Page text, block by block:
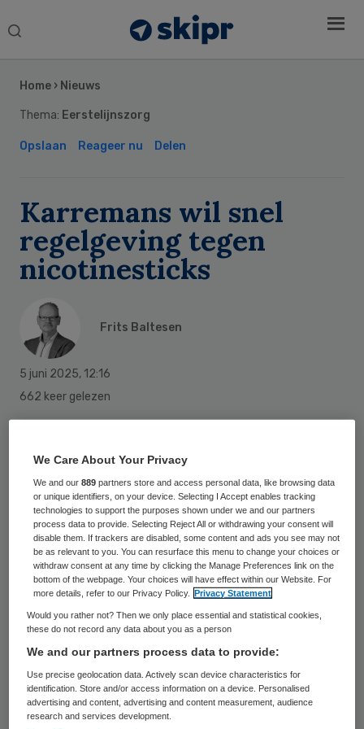
Search
Home › Nieuws
Thema: Eerstelijnszorg
Opslaan Reageer nu Delen
Karremans wil snel
regelgeving tegen
nicotinesticks
Frits Baltesen
5 juni 2025, 12:16
662 keer gelezen
Karremans (Volksgezondheid, VVD)
verwacht snel met regelgeving te kunnen
komen om de hoeveelheid nicotine te
beperken in nicotinesticks en andere
vergelijkbare producten.
Dat laat hij weten in een reactie op een
onderzoek van het Rijksinstituut voor
Volksgezondheid en Milieu (RIVM), waaruit
naar voren komt dat er op dit moment veel
te veel nicotine in deze sticks zit.
Sidebar
We Care About Your Privacy
We and our889 partners store and access personal data, like browsing data
or unique identifiers, on your device. Selecting I Accept enables tracking
technologies to support the purposes shown under we and our partners
process data to provide. Selecting Reject All or withdrawing your consent will
disable them. If trackers are disabled, some content and ads you see may not
be as relevant to you. You can resurface this menu to change your choices or
withdraw consent at any time by clicking the Manage Preferences link on the
bottom of the webpage. Your choices will have effect within our Website. For
more details, refer to our Privacy Policy.
Privacy Statement
Would you rather not? Then we only place essential and statistical cookies,
these do not record any data about you as a person
We and our partners process data to provide:
Use precise geolocation data. Actively scan device characteristics for
identification. Store and/or access information on a device. Personalised
advertising and content, advertising and content measurement, audience
research and services development.